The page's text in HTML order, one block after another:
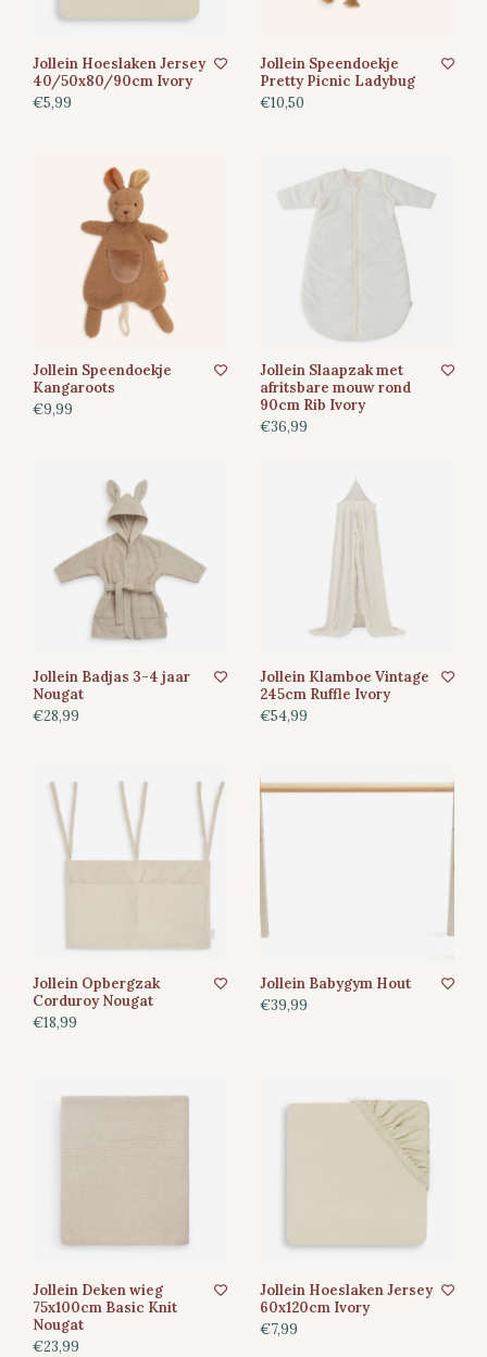
Jollein Hoeslaken Jersey
40/50x80/90cm Ivory
€5,99
Jollein Speendoekje
Pretty Picnic Ladybug
€10,50
Jollein Speendoekje
Kangaroots
€9,99
Jollein Slaapzak met
afritsbare mouw rond
90cm Rib Ivory
€36,99
Jollein Badjas 3-4 jaar
Nougat
€28,99
Jollein Klamboe Vintage
245cm Ruffle Ivory
€54,99
Jollein Opbergzak
Corduroy Nougat
€18,99
Jollein Babygym Hout
€39,99
Jollein Deken wieg
75x100cm Basic Knit
Nougat
€23,99
Jollein Hoeslaken Jersey
60x120cm Ivory
€7,99